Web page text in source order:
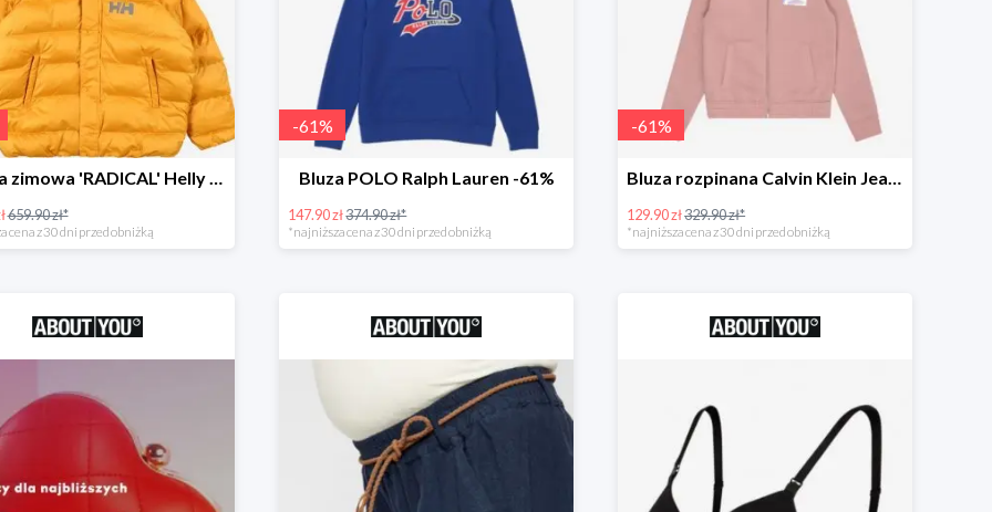
Kurtka zimowa 'RADICAL' Helly Hansen -61%
659.90 zł*
cena z 30 dni przed obniżką
-61%
Bluza POLO Ralph Lauren -61%
147.90 zł374.90 zł*
*najniższa cena z 30 dni przed obniżką
-61%
Bluza rozpinana Calvin Klein Jeans -61%
129.90 zł329.90 zł*
*najniższa cena z 30 dni przed obniżką